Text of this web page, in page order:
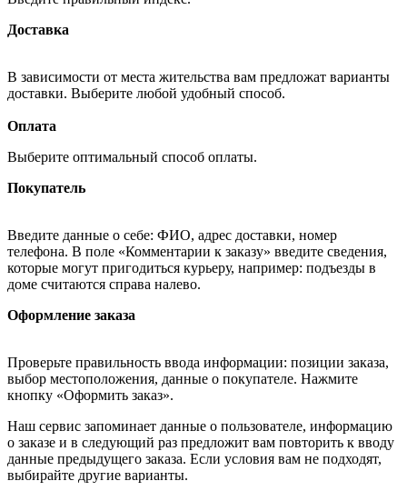
Доставка
В зависимости от места жительства вам предложат варианты
доставки. Выберите любой удобный способ.
Оплата
Выберите оптимальный способ оплаты.
Покупатель
Введите данные о себе: ФИО, адрес доставки, номер
телефона. В поле «Комментарии к заказу» введите сведения,
которые могут пригодиться курьеру, например: подъезды в
доме считаются справа налево.
Оформление заказа
Проверьте правильность ввода информации: позиции заказа,
выбор местоположения, данные о покупателе. Нажмите
кнопку «Оформить заказ».
Наш сервис запоминает данные о пользователе, информацию
о заказе и в следующий раз предложит вам повторить к вводу
данные предыдущего заказа. Если условия вам не подходят,
выбирайте другие варианты.